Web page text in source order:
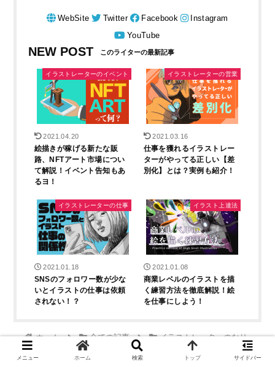
WebSite Twitter Facebook
Instagram
YouTube
NEW POST
イラストレーターのイベント
2021.04.20
絵描きが稼げる新たな販
路、NFTアート市場につい
て解説！イベント告知もあ
るヨ！
イラストレーターの営業
2021.03.16
仕事を獲れるイラストレー
ターがやってる正しい【差
別化】とは？実例も紹介！
イラストレーターの仕事
2021.01.18
SNSのフォロワー数が少な
いとイラストの仕事は依頼
されない！？
イラスト上達法
2021.01.08
商業レベルのイラストを描
く練習方法を徹底解説！絵
を仕事にしよう！
ホーム 全ての記事
イラストレーターのなり
方
メニュー ホーム 検索 トップ サイドバー